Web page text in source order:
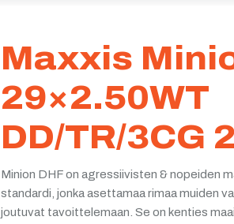
Maxxis
29×2.50WT
DD/TR/3CG
Minion DHF on agressiivisten & nopeiden
standardi, jonka asettamaa rimaa muiden
joutuvat tavoittelemaan. Se on kenties